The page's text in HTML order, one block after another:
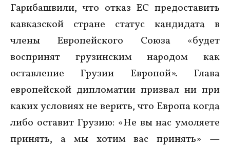
Гарибашвили, что отказ ЕС предоставить
кавказской стране статус кандидата в
члены Европейского Союза «будет
воспринят грузинским народом как
оставление Грузии Европой». Глава
европейской дипломатии призвал ни при
каких условиях не верить, что Европа когда
либо оставит Грузию: «Не вы нас умоляете
принять, а мы хотим вас принять» —